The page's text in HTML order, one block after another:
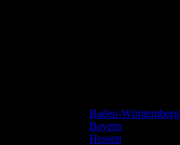
Baden-Württemberg
Bayern
Hessen